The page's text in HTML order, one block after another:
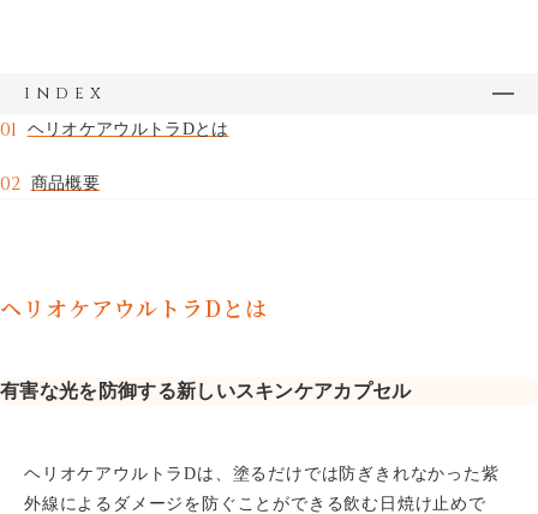
美容皮膚科
キャンペーン 美容コラム
心斎橋院 天神院
index
01 ヘリオケアウルトラDとは
02 商品概要
ヘリオケアウルトラDとは
有害な光を防御する新しいスキンケアカプセル
ヘリオケアウルトラDは、塗るだけでは防ぎきれなかった紫
外線によるダメージを防ぐことができる飲む日焼け止めで